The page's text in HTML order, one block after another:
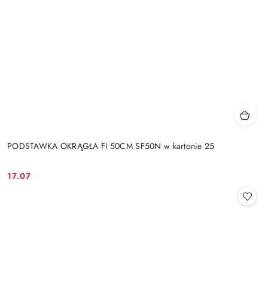
PODSTAWKA OKRĄGŁA FI 50CM SF50N w kartonie 25
Cena:
17.07